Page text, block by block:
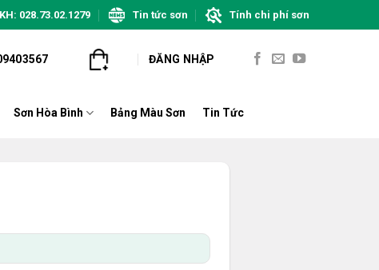
028.73.02.1279 Tin tức sơn Tính chi phí sơn
ĐĂNG NHẬP
Sơn Hòa Bình Bảng Màu Sơn Tin Tức